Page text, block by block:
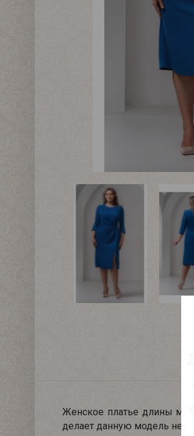
Женское платье длины
делает данную модель